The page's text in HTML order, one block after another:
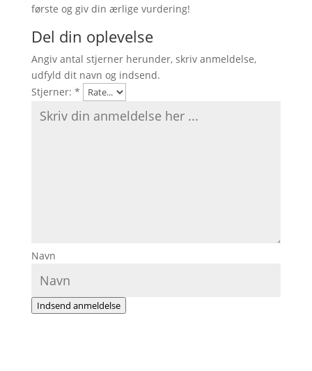
første og giv din ærlige vurdering!
Del din oplevelse
Angiv antal stjerner herunder, skriv anmeldelse,
udfyld dit navn og indsend.
Stjerner: *
Navn
Indsend anmeldelse